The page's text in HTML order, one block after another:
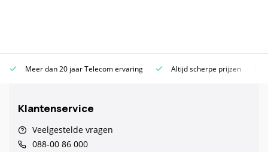
Meer dan 20 jaar Telecom ervaring Altijd scherpe prijzen
Klantenservice
Veelgestelde vragen
088-00 86 000